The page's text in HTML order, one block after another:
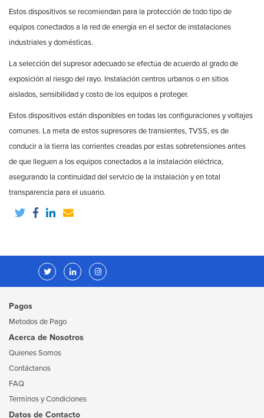
Estos dispositivos se recomiendan para la protección de todo tipo de
equipos conectados a la red de energía en el sector de instalaciones
industriales y domésticas.
La selección del supresor adecuado se efectúa de acuerdo al grado de
exposición al riesgo del rayo. Instalación centros urbanos o en sitios
aislados, sensibilidad y costo de los equipos a proteger.
Estos dispositivos están disponibles en todas las configuraciones y voltajes
comunes. La meta de estos supresores de transientes, TVSS, es de
conducir a la tierra las corrientes creadas por estas sobretensiones antes
de que lleguen a los equipos conectados a la instalación eléctrica,
asegurando la continuidad del servicio de la instalación y en total
transparencia para el usuario.
Pagos
Metodos de Pago
Acerca de Nosotros
Quienes Somos
Contáctanos
FAQ
Terminos y Condiciones
Datos de Contacto